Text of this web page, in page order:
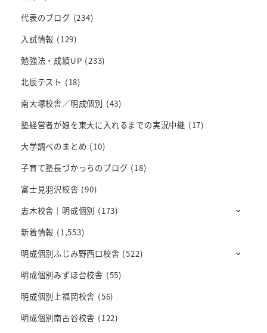
代表のブログ (234)
入試情報 (129)
勉強法・成績UP (233)
北辰テスト (18)
南大塚校舎／明成個別 (43)
塾経営者が娘を東大に入れるまでの実況中継 (17)
大学調べのまとめ (10)
子育て塾長づかっちのブログ (18)
富士見羽沢校舎 (90)
志木校舎｜明成個別 (173)
新着情報 (1,553)
明成個別ふじみ野西口校舎 (522)
明成個別みずほ台校舎 (55)
明成個別上福岡校舎 (56)
明成個別南古谷校舎 (122)